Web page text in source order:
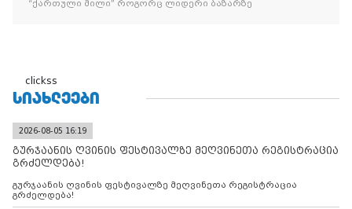
“ქართული მილი” როგორც ლიდერი ბაზარზე
clickss
ᲡᲘᲐᲮᲚᲔᲔᲑᲘ
2026-08-05 16:19
გურჯაანის ღვინის ფესტივალზე მეღვინეთა რეგისტრაცია
გრძელდება!
გურჯაანის ღვინის ფესტივალზე მეღვინეთა რეგისტრაცია
გრძელდება!